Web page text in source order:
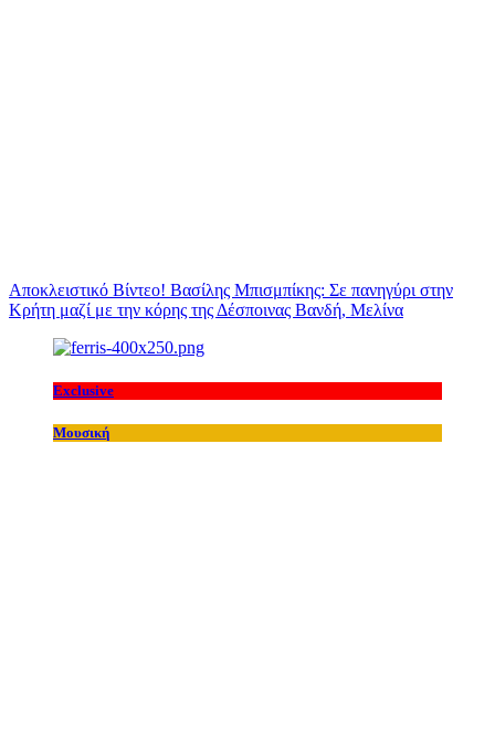
Αποκλειστικό Βίντεο! Βασίλης Μπισμπίκης: Σε πανηγύρι στην
Κρήτη μαζί με την κόρης της Δέσποινας Βανδή, Μελίνα
Exclusive
Μουσική